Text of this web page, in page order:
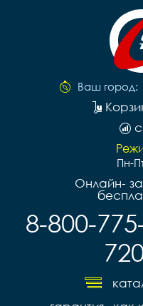
Ваш город:
Пн-
Онлайн-
8-800-